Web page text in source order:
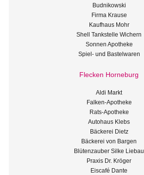
Budnikowski
Firma Krause
Kaufhaus Mohr
Shell Tankstelle Wichern
Sonnen Apotheke
Spiel- und Bastelwaren
Flecken Horneburg
Aldi Markt
Falken-Apotheke
Rats-Apotheke
Autohaus Klebs
Bäckerei Dietz
Bäckerei von Bargen
Blütenzauber Silke Liebau
Praxis Dr. Kröger
Eiscafé Dante